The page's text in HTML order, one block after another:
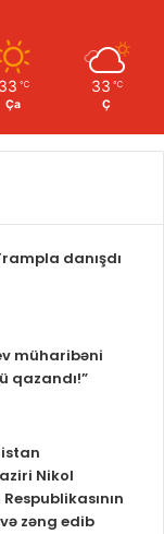
33 ℃
Ça
33 ℃
Ç
danışdı
müharibəni
qazandı!”
Nikol
zəng edib